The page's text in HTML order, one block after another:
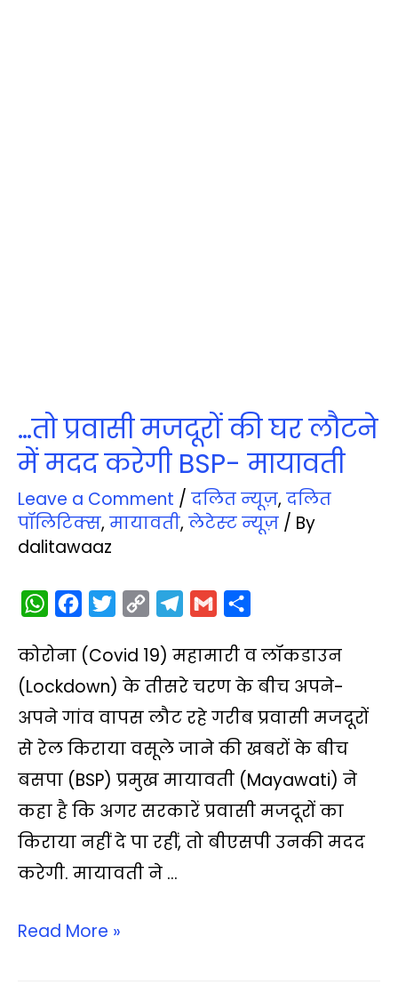
…तो प्रवासी मजदूरों की घर लौटने
में मदद करेगी BSP- मायावती
Leave a Comment / दलित न्‍यूज़, दलित
पॉलिटिक्‍स, मायावती, लेटेस्‍ट न्‍यूज़ / By
dalitawaaz
W
a
t
s
p
c
e
b
o
k
i
t
t
p
y
L
n
k
l
e
g
m
a
i
l
a
r
e
कोरोना (Covid 19) महामारी व लॉकडाउन
(Lockdown) के तीसरे चरण के बीच अपने-
अपने गांव वापस लौट रहे गरीब प्रवासी मजदूरों
से रेल किराया वसूले जाने की खबरों के बीच
बसपा (BSP) प्रमुख मायावती (Mayawati) ने
कहा है कि अगर सरकारें प्रवासी मजदूरों का
किराया नहीं दे पा रहीं, तो बीएसपी उनकी मदद
करेगी. मायावती ने …
Read More »